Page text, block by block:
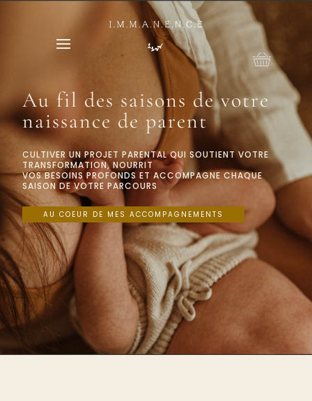
Au fil des saisons de votre
naissance de parent
CULTIVER UN PROJET PARENTAL QUI SOUTIENT VOTRE
TRANSFORMATION, NOURRIT
VOS BESOINS PROFONDS ET ACCOMPAGNE CHAQUE
SAISON DE VOTRE PARCOURS
AU COEUR DE MES ACCOMPAGNEMENTS